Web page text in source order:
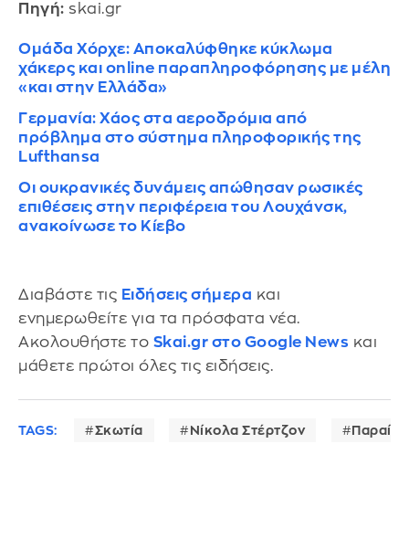
Πηγή: skai.gr
Ομάδα Χόρχε: Αποκαλύφθηκε κύκλωμα
χάκερς και online παραπληροφόρησης με μέλη
«και στην Ελλάδα»
Γερμανία: Χάος στα αεροδρόμια από
πρόβλημα στο σύστημα πληροφορικής της
Lufthansa
Οι ουκρανικές δυνάμεις απώθησαν ρωσικές
επιθέσεις στην περιφέρεια του Λουχάνσκ,
ανακοίνωσε το Κίεβο
Διαβάστε τις Ειδήσεις σήμερα και
ενημερωθείτε για τα πρόσφατα νέα.
Ακολουθήστε το Skai.gr στο Google News και
μάθετε πρώτοι όλες τις ειδήσεις.
TAGS: Σκωτία Νίκολα Στέρτζον